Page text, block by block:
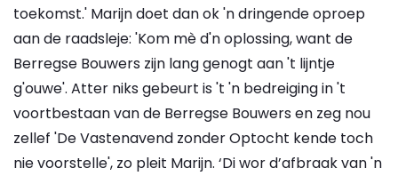
toekomst.' Marijn doet dan ok 'n dringende oproep
aan de raadsleje: 'Kom mè d'n oplossing, want de
Berregse Bouwers zijn lang genogt aan 't lijntje
g'ouwe'. Atter niks gebeurt is 't 'n bedreiging in 't
voortbestaan van de Berregse Bouwers en zeg nou
zellef 'De Vastenavend zonder Optocht kende toch
nie voorstelle', zo pleit Marijn. ‘Di wor d’afbraak van 'n